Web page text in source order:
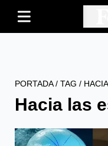
PORTADA/ TAG /
Hacia las